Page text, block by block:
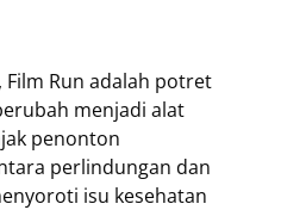
Run adalah potret
menjadi alat
penonton
perlindungan dan
isu kesehatan